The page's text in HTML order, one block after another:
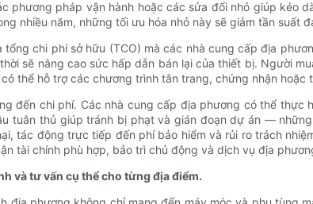
phương pháp vận hành hoặc các sửa đổi nhỏ giúp kéo
nhiều năm, những tối ưu hóa nhỏ này sẽ giảm tần suất
tổng chi phí sở hữu (TCO) mà các nhà cung cấp địa
sẽ nâng cao sức hấp dẫn bán lại của thiết bị. Người
thể hỗ trợ các chương trình tân trang, chứng nhận
đến chi phí. Các nhà cung cấp địa phương có thể
tuân thủ giúp tránh bị phạt và gián đoạn dự án —
tác động trực tiếp đến phí bảo hiểm và rủi ro trách
tài chính phù hợp, bảo trì chủ động và dịch vụ địa
và tư vấn cụ thể cho từng địa điểm.